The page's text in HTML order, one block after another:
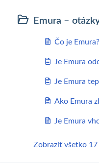
Emura –
Čo je Emura?
Je Emura
Je Emura
Ako Emura
Je Emura
Zobraziť všetko 17